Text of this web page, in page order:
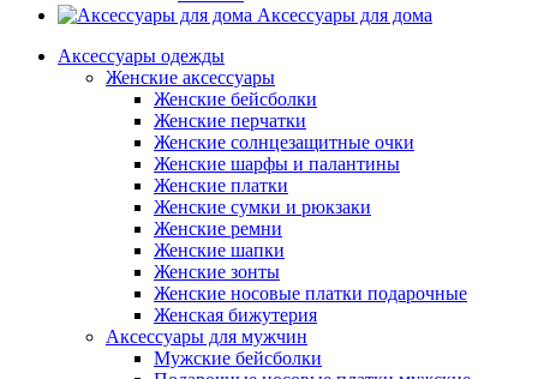
Аксессуары для дома
Аксессуары одежды
Женские аксессуары
Женские бейсболки
Женские перчатки
Женские солнцезащитные очки
Женские шарфы и палантины
Женские платки
Женские сумки и рюкзаки
Женские ремни
Женские шапки
Женские зонты
Женские носовые платки подарочные
Женская бижутерия
Аксессуары для мужчин
Мужские бейсболки